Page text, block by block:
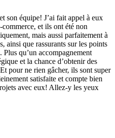
son équipe! J’ai fait appel à eux
et ils ont été non
mais aussi parfaitement à
ainsi que rassurants sur les points
Plus qu’un accompagnement
et la chance d’obtenir des
pour ne rien gâcher, ils sont super
satisfaite et compte bien
avec eux! Allez-y les yeux